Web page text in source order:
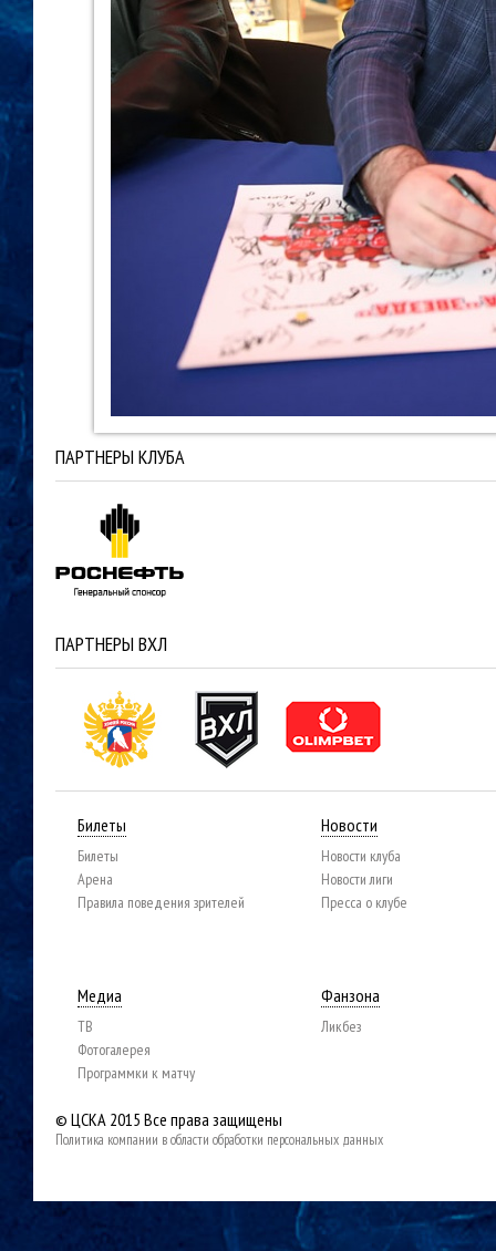
ПАРТНЕРЫ КЛУБА
ПАРТНЕРЫ ВХЛ
Билеты
Билеты
Арена
Правила поведения зрителей
Новости
Новости клуба
Новости лиги
Пресса о клубе
Медиа
ТВ
Фотогалерея
Программки к матчу
Фанзона
Ликбез
© ЦСКА 2015 Все права защищены
Политика компании в области обработки персональных данных